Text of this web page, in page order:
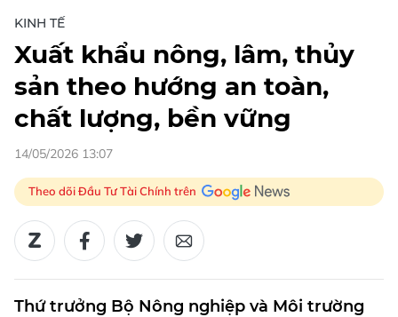
KINH TẾ
Xuất khẩu nông, lâm, thủy
sản theo hướng an toàn,
chất lượng, bền vững
14/05/2026 13:07
Theo dõi Đầu Tư Tài Chính trên
Thứ trưởng Bộ Nông nghiệp và Môi trường